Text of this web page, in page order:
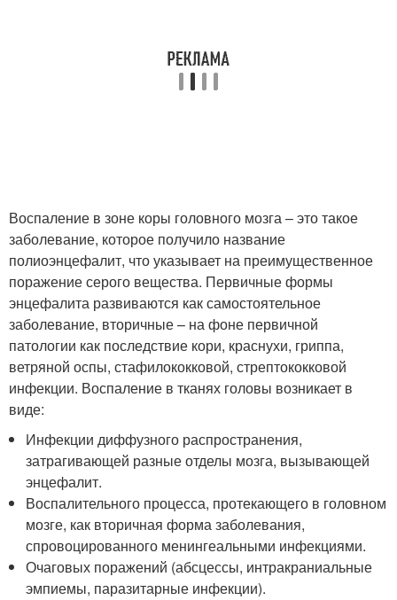
Воспаление в зоне коры головного мозга – это такое
заболевание, которое получило название
полиоэнцефалит, что указывает на преимущественное
поражение серого вещества. Первичные формы
энцефалита развиваются как самостоятельное
заболевание, вторичные – на фоне первичной
патологии как последствие кори, краснухи, гриппа,
ветряной оспы, стафилококковой, стрептококковой
инфекции. Воспаление в тканях головы возникает в
виде:
Инфекции диффузного распространения,
затрагивающей разные отделы мозга, вызывающей
энцефалит.
Воспалительного процесса, протекающего в головном
мозге, как вторичная форма заболевания,
спровоцированного менингеальными инфекциями.
Очаговых поражений (абсцессы, интракраниальные
эмпиемы, паразитарные инфекции).